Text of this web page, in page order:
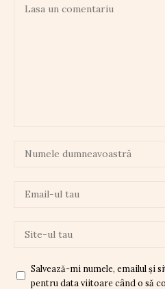
Salvează-mi numele, emailul și
pentru data viitoare când o să